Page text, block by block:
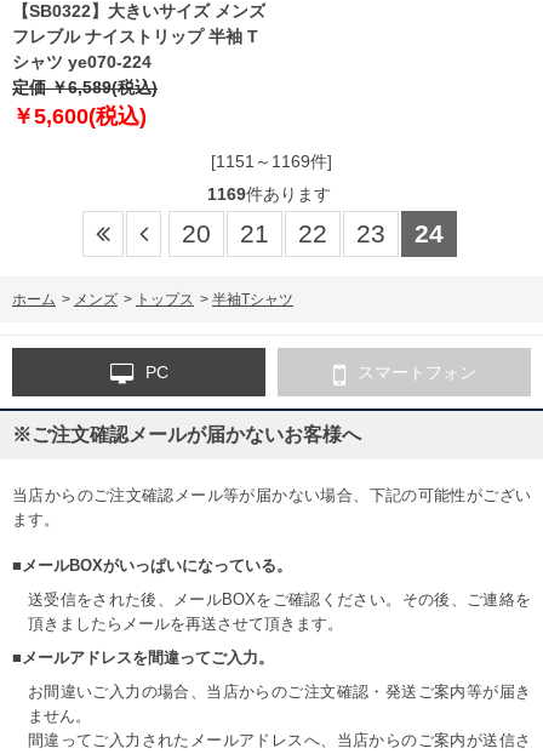
【SB0322】大きいサイズ メンズ
フレブル ナイストリップ 半袖 T
シャツ ye070-224
定価 ￥6,589(税込)
￥5,600(税込)
[1151～1169件]
1169件あります
20 21 22 23 24
ホーム > メンズ > トップス > 半袖Tシャツ
PC スマートフォン
※ご注文確認メールが届かないお客様へ
当店からのご注文確認メール等が届かない場合、下記の可能性がござい
ます。
■メールBOXがいっぱいになっている。
送受信をされた後、メールBOXをご確認ください。その後、ご連絡を
頂きましたらメールを再送させて頂きます。
■メールアドレスを間違ってご入力。
お間違いご入力の場合、当店からのご注文確認・発送ご案内等が届き
ません。
間違ってご入力されたメールアドレスへ、当店からのご案内が送信さ